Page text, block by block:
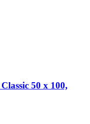
50 x 100,